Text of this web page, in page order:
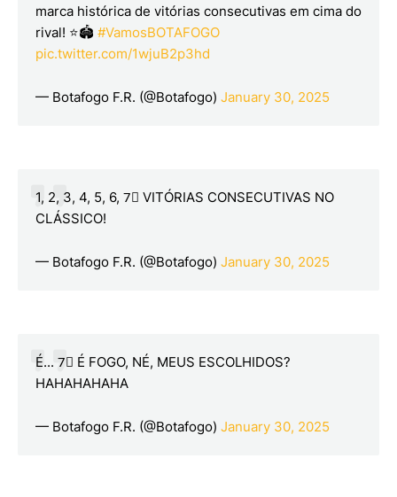
marca histórica de vitórias consecutivas em cima do
rival! ⭐🏟️ #VamosBOTAFOGO
pic.twitter.com/1wjuB2p3hd
— Botafogo F.R. (@Botafogo) January 30, 2025
1, 2, 3, 4, 5, 6, 7⃣ VITÓRIAS CONSECUTIVAS NO
CLÁSSICO!
— Botafogo F.R. (@Botafogo) January 30, 2025
É... 7⃣ É FOGO, NÉ, MEUS ESCOLHIDOS?
HAHAHAHAHA
— Botafogo F.R. (@Botafogo) January 30, 2025